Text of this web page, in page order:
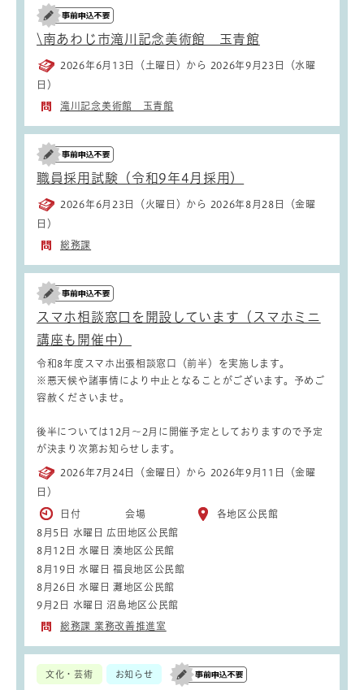
\南あわじ市滝川記念美術館 玉青館
2026年6月13日（土曜日）から 2026年9月23日（水曜
日）
滝川記念美術館 玉青館
職員採用試験（令和9年4月採用）
2026年6月23日（火曜日）から 2026年8月28日（金曜
日）
総務課
スマホ相談窓口を開設しています（スマホミニ
講座も開催中）
令和8年度スマホ出張相談窓口（前半）を実施します。
※悪天候や諸事情により中止となることがございます。予めご
容赦くださいませ。
後半については12月～2月に開催予定としておりますので予定
が決まり次第お知らせします。
2026年7月24日（金曜日）から 2026年9月11日（金曜
日）
日付 会場
8月5日 水曜日 広田地区公民館
8月12日 水曜日 湊地区公民館
8月19日 水曜日 福良地区公民館
8月26日 水曜日 灘地区公民館
9月2日 水曜日 沼島地区公民館
各地区公民館
総務課 業務改善推進室
文化・芸術 お知らせ